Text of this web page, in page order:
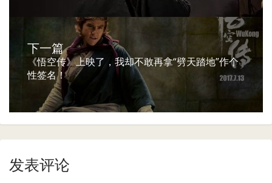
下一篇
《悟空传》上映了，我却不敢再拿“劈天踏地”作个
性签名！
发表评论